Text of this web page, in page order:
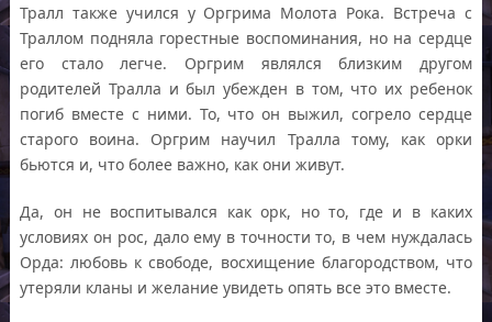
Тралл также учился у Оргрима Молота Рока. Встреча с
Траллом подняла горестные воспоминания, но на сердце
его стало легче. Оргрим являлся близким другом
родителей Тралла и был убежден в том, что их ребенок
погиб вместе с ними. То, что он выжил, согрело сердце
старого воина. Оргрим научил Тралла тому, как орки
бьются и, что более важно, как они живут.
Да, он не воспитывался как орк, но то, где и в каких
условиях он рос, дало ему в точности то, в чем нуждалась
Орда: любовь к свободе, восхищение благородством, что
утеряли кланы и желание увидеть опять все это вместе.